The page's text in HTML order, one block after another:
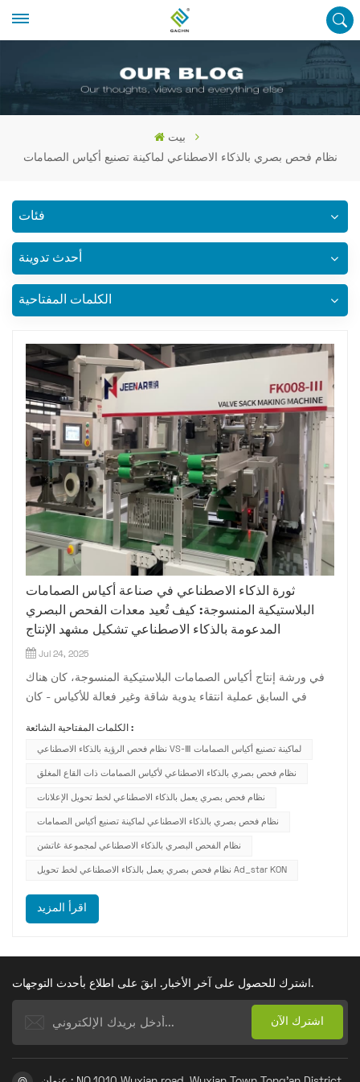
بيت
نظام فحص بصري بالذكاء الاصطناعي لماكينة تصنيع أكياس الصمامات
فئات
أحدث تدوينة
الكلمات المفتاحية
ثورة الذكاء الاصطناعي في صناعة أكياس الصمامات
البلاستيكية المنسوجة: كيف تُعيد معدات الفحص البصري
المدعومة بالذكاء الاصطناعي تشكيل مشهد الإنتاج
Jul 24, 2025
في ورشة إنتاج أكياس الصمامات البلاستيكية المنسوجة، كان هناك
في السابق عملية انتقاء يدوية شاقة وغير فعالة للأكياس - كان
الكلمات المفتاحية الشائعة :
نظام فحص الرؤية بالذكاء الاصطناعي VS-Ⅲ لماكينة تصنيع أكياس الصمامات
نظام فحص بصري بالذكاء الاصطناعي لأكياس الصمامات ذات القاع المغلق
نظام فحص بصري يعمل بالذكاء الاصطناعي لخط تحويل الإعلانات
نظام فحص بصري بالذكاء الاصطناعي لماكينة تصنيع أكياس الصمامات
نظام الفحص البصري بالذكاء الاصطناعي لمجموعة غاتشن
نظام فحص بصري يعمل بالذكاء الاصطناعي لخط تحويل Ad_star KON
اقرأ المزيد
اشترك للحصول على آخر الأخبار. ابقَ على اطلاع بأحدث التوجهات.